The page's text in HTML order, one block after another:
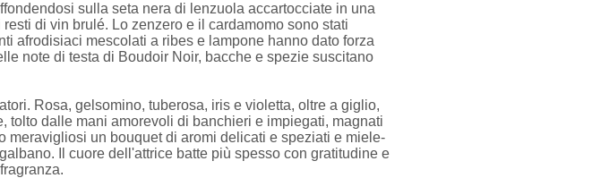
sulla seta nera di lenzuola accartocciate in una
di vin brulé. Lo zenzero e il cardamomo sono stati
afrodisiaci mescolati a ribes e lampone hanno dato forza
note di testa di Boudoir Noir, bacche e spezie suscitano
Rosa, gelsomino, tuberosa, iris e violetta, oltre a giglio,
tolto dalle mani amorevoli di banchieri e impiegati, magnati
meravigliosi un bouquet di aromi delicati e speziati e miele-
Il cuore dell'attrice batte più spesso con gratitudine e